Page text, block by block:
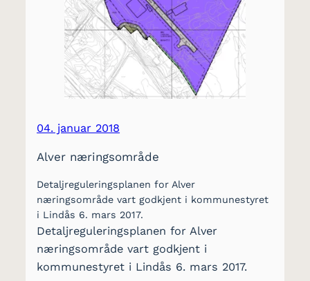
04. januar 2018
Alver næringsområde
Detaljreguleringsplanen for Alver
næringsområde vart godkjent i kommunestyret
i Lindås 6. mars 2017.
Detaljreguleringsplanen for Alver
næringsområde vart godkjent i
kommunestyret i Lindås 6. mars 2017.